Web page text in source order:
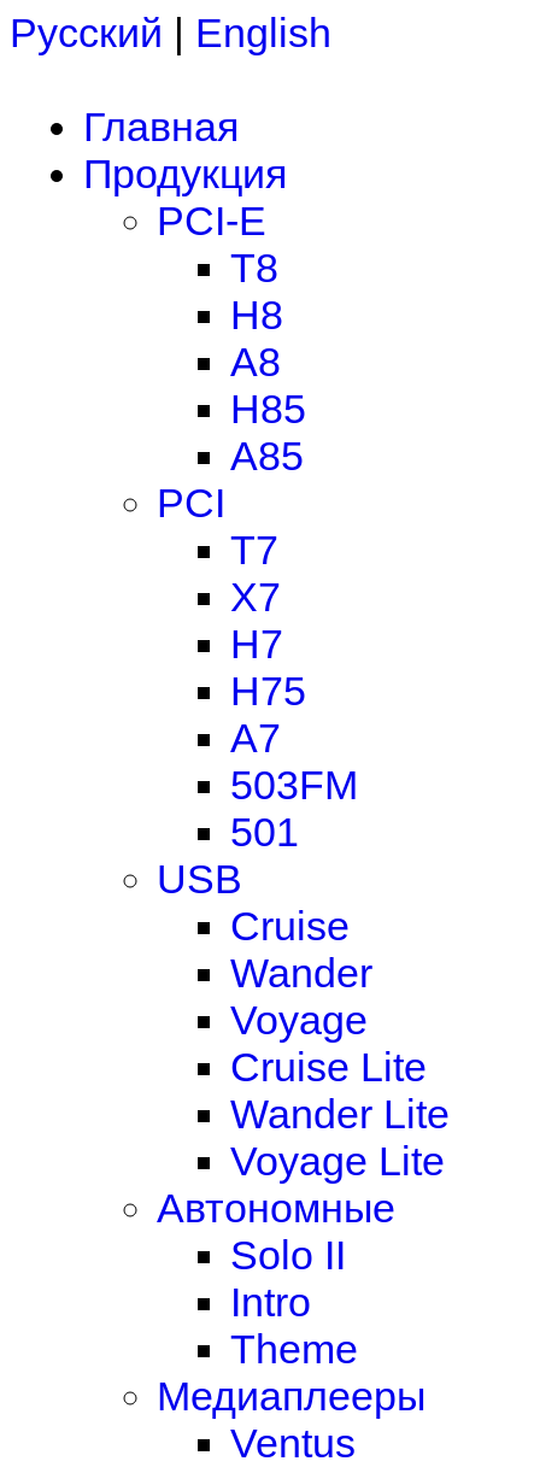
Русский | English
Главная
Продукция
PCI-E
T8
H8
A8
H85
A85
PCI
T7
X7
H7
H75
A7
503FM
501
USB
Cruise
Wander
Voyage
Cruise Lite
Wander Lite
Voyage Lite
Автономные
Solo II
Intro
Theme
Медиаплееры
Ventus